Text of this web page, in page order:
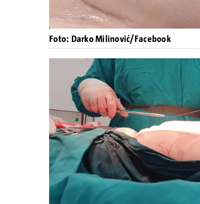
Foto: Darko Milinović/Facebook